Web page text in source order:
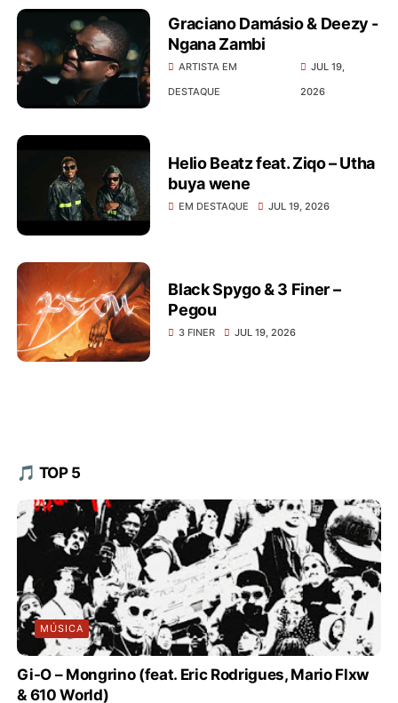
Graciano Damásio & Deezy -
Ngana Zambi
ARTISTA EM
DESTAQUE
JUL 19,
2026
Helio Beatz feat. Ziqo – Utha
buya wene
EM DESTAQUE JUL 19, 2026
Black Spygo & 3 Finer –
Pegou
3 FINER JUL 19, 2026
🎵 TOP 5
MÚSICA
Gi-O – Mongrino (feat. Eric Rodrigues, Mario Flxw
& 610 World)